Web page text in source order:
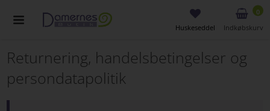
0
Indkøbskurv
Huskeseddel
Returnering, handelsbetingelser og
persondatapolitik